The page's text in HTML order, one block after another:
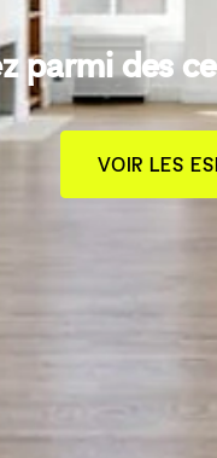
parmi des
VOIR LES